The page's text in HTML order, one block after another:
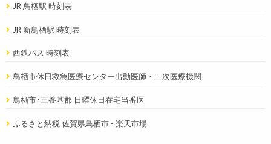
JR 鳥栖駅 時刻表
JR 新鳥栖駅 時刻表
西鉄バス 時刻表
鳥栖市休日救急医療センター出動医師・二次医療機関
鳥栖市･三養基郡 日曜休日在宅当番医
ふるさと納税 佐賀県鳥栖市 - 楽天市場